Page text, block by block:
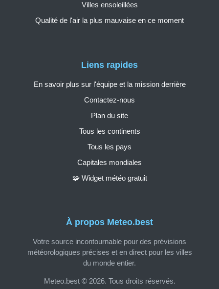
À propos Meteo.best
Votre source incontournable pour des prévisions
météorologiques précises et en direct pour les villes
du monde entier.
Meteo.best © 2026. Tous droits réservés.
Liens rapides
En savoir plus sur l'équipe et la mission derrière
Contactez-nous
Plan du site
Tous les continents
Tous les pays
Capitales mondiales
🧩 Widget météo gratuit
Villes ensoleillées
Qualité de l'air la plus mauvaise en ce moment